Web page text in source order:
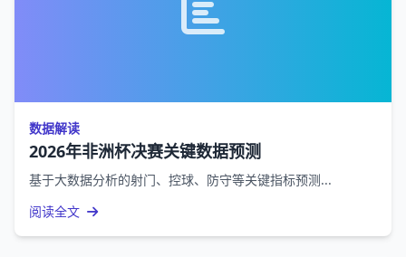
数据解读
2026年非洲杯决赛关键数据预测
基于大数据分析的射门、控球、防守等关键指标预测...
阅读全文